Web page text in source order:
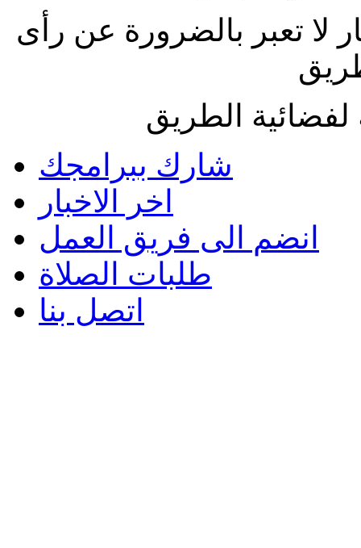
لا تعبر بالضرورة عن رأى
الطريق
شارك ببرامجك
اخر الاخبار
انضم الى فريق العمل
طلبات الصلاة
اتصل بنا